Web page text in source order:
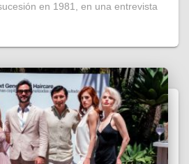
en 1981, en una entrevista